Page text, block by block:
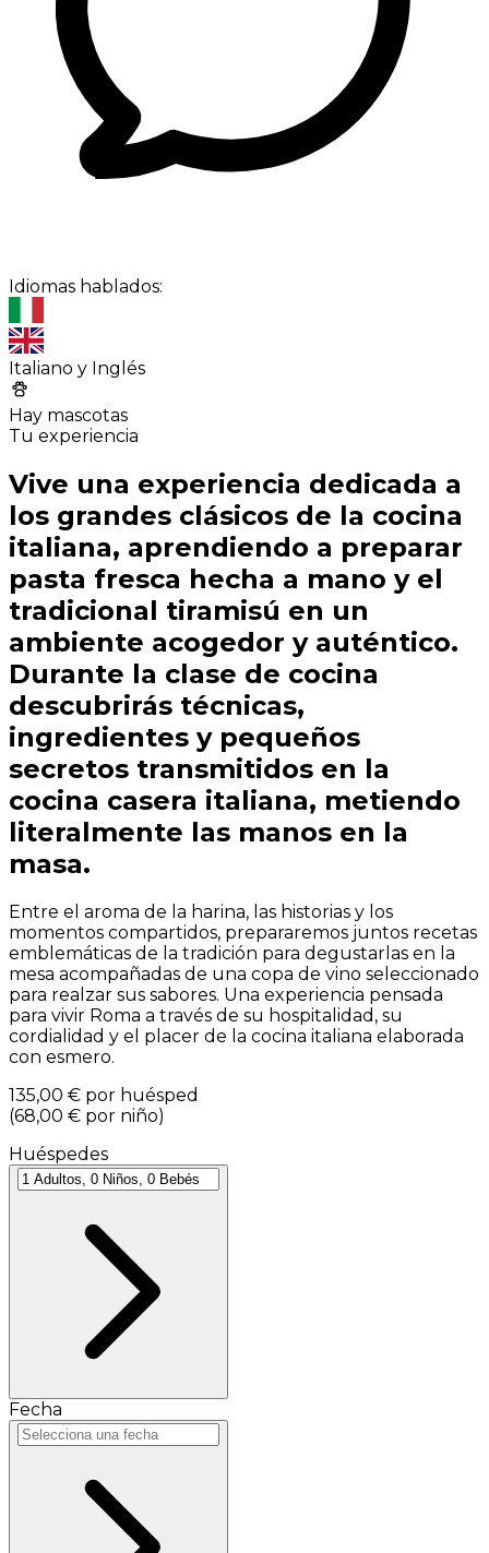
Idiomas hablados:
Italiano y Inglés
Hay mascotas
Tu experiencia
Vive una experiencia dedicada a
los grandes clásicos de la cocina
italiana, aprendiendo a preparar
pasta fresca hecha a mano y el
tradicional tiramisú en un
ambiente acogedor y auténtico.
Durante la clase de cocina
descubrirás técnicas,
ingredientes y pequeños
secretos transmitidos en la
cocina casera italiana, metiendo
literalmente las manos en la
masa.
Entre el aroma de la harina, las historias y los
momentos compartidos, prepararemos juntos recetas
emblemáticas de la tradición para degustarlas en la
mesa acompañadas de una copa de vino seleccionado
para realzar sus sabores. Una experiencia pensada
para vivir Roma a través de su hospitalidad, su
cordialidad y el placer de la cocina italiana elaborada
con esmero.
135,00 € por huésped
(68,00 € por niño)
Huéspedes
Fecha